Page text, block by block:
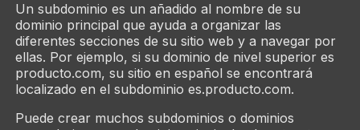
Un subdominio es un añadido al nombre de su
dominio principal que ayuda a organizar las
diferentes secciones de su sitio web y a navegar por
ellas. Por ejemplo, si su dominio de nivel superior es
producto.com, su sitio en español se encontrará
localizado en el subdominio es.producto.com.
Puede crear muchos subdominios o dominios